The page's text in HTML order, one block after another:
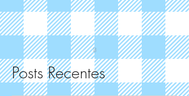
Posts Recentes